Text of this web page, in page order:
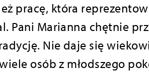
pracę, która
Pani Marianna chętnie
Nie daje się
osób z młodszego